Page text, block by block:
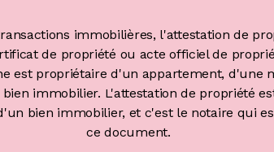
immobilières, l'attestation de
de propriété ou acte officiel de
est propriétaire d'un appartement, d'une
immobilier. L'attestation de propriété
bien immobilier, et c'est le notaire qui
ce document.